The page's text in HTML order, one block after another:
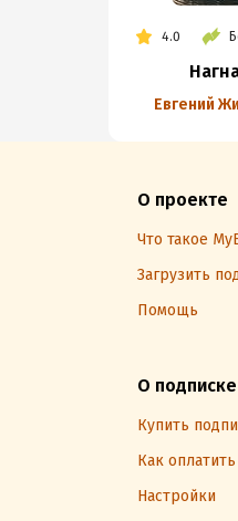
4.0
Евгений
О проекте
Что такое
Загрузить
Помощь
О подписке
Купить
Как оплатить
Настройки